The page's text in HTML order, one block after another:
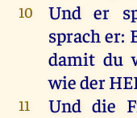
10 Und er
spracher:
damit du
wieder
11 Und die